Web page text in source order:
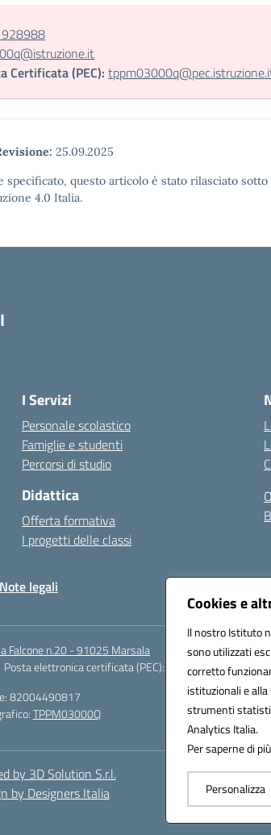
Cookies e
Il nostro Istituto
sono utilizzati
corretto
istituzionali e
strumenti
Analytics Italia.
Per saperne di
Personalizza
Certificata (PEC):
25.09.2025
specificato, questo articolo è stato rilasciato sotto
4.0 Italia.
I Servizi
Personale scolastico
Famiglie e studenti
Percorsi di studio
Didattica
Offerta formativa
I progetti delle classi
Note legali
Falcone n.20 - 91025 Marsala
Posta elettronica certificata (PEC):
82004490817
TPPM03000Q
by 3D Solution S.r.l.
by Designers Italia